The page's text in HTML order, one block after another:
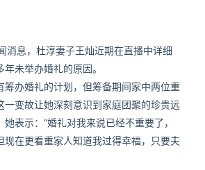
消息，杜淳妻子王灿近期在直播中详细
未举办婚礼的原因。
筹办婚礼的计划，但筹备期间家中两位重
一变故让她深刻意识到家庭团聚的珍贵远
表示：“婚礼对我来说已经不重要了，
现在更看重家人知道我过得幸福，只要夫